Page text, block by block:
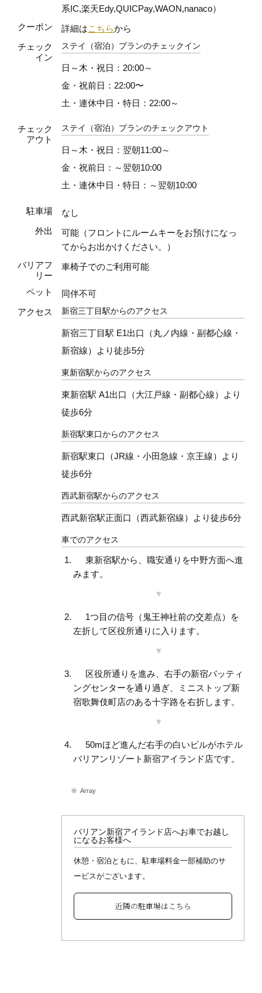
系IC,楽天Edy,QUICPay,WAON,nanaco）
クーポン
詳細はこちらから
チェック
イン
ステイ（宿泊）プランのチェックイン
日～木・祝日：20:00～
金・祝前日：22:00〜
土・連休中日・特日：22:00～
チェック
アウト
ステイ（宿泊）プランのチェックアウト
日～木・祝日：翌朝11:00～
金・祝前日：～翌朝10:00
土・連休中日・特日：～翌朝10:00
駐車場
なし
外出
可能（フロントにルームキーをお預けになっ
てからお出かけください。）
バリアフ
リー
車椅子でのご利用可能
ペット
同伴不可
アクセス
新宿三丁目駅からのアクセス
新宿三丁目駅 E1出口（丸ノ内線・副都心線・
新宿線）より徒歩5分
東新宿駅からのアクセス
東新宿駅 A1出口（大江戸線・副都心線）より
徒歩6分
新宿駅東口からのアクセス
新宿駅東口（JR線・小田急線・京王線）より
徒歩6分
西武新宿駅からのアクセス
西武新宿駅正面口（西武新宿線）より徒歩6分
車でのアクセス
東新宿駅から、職安通りを中野方面へ進
みます。
1つ目の信号（鬼王神社前の交差点）を
左折して区役所通りに入ります。
区役所通りを進み、右手の新宿バッティ
ングセンターを通り過ぎ、ミニストップ新
宿歌舞伎町店のある十字路を右折します。
50mほど進んだ右手の白いビルがホテル
バリアンリゾート新宿アイランド店です。
Array
バリアン新宿アイランド店へお車でお越し
になるお客様へ
休憩・宿泊ともに、駐車場料金一部補助のサ
ービスがございます。
近隣の駐車場はこちら